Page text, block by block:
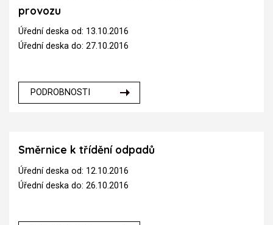
provozu
Úřední deska od: 13.10.2016
Úřední deska do: 27.10.2016
PODROBNOSTI
Směrnice k třídění odpadů
Úřední deska od: 12.10.2016
Úřední deska do: 26.10.2016